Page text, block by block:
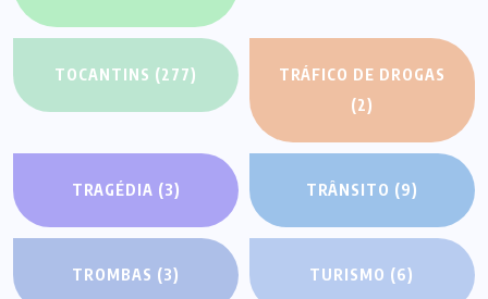
TOCANTINS (277)
TRÁFICO DE DROGAS
(2)
TRAGÉDIA (3) TRÂNSITO (9)
TROMBAS (3) TURISMO (6)